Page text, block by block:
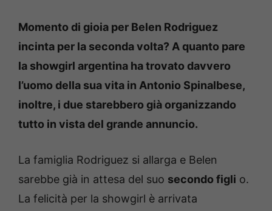
Momento di gioia per Belen Rodriguez
incinta per la seconda volta? A quanto pare
la showgirl argentina ha trovato davvero
l’uomo della sua vita in Antonio Spinalbese,
inoltre, i due starebbero già organizzando
tutto in vista del grande annuncio.
La famiglia Rodriguez si allarga e Belen
sarebbe già in attesa del suo secondo figli o.
La felicità per la showgirl è arrivata